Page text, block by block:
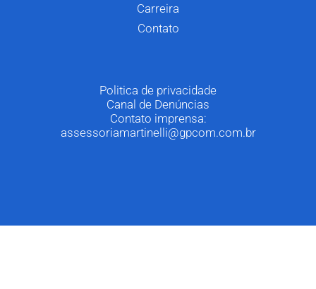
Carreira
Contato
Politica de privacidade
Canal de Denúncias
Contato imprensa:
assessoriamartinelli@gpcom.com.br